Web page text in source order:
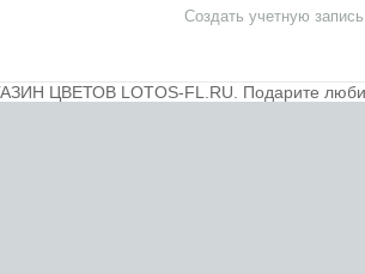
Создать учетную запись
ЦВЕТОВ LOTOS-FL.RU. Подарите